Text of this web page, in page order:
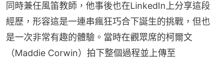
同時兼任風笛教師，他事後也在LinkedIn上分享這段
經歷，形容這是一連串瘋狂巧合下誕生的挑戰，但也
是一次非常有趣的體驗。當時在觀眾席的柯爾文
（Maddie Corwin）拍下整個過程並上傳至